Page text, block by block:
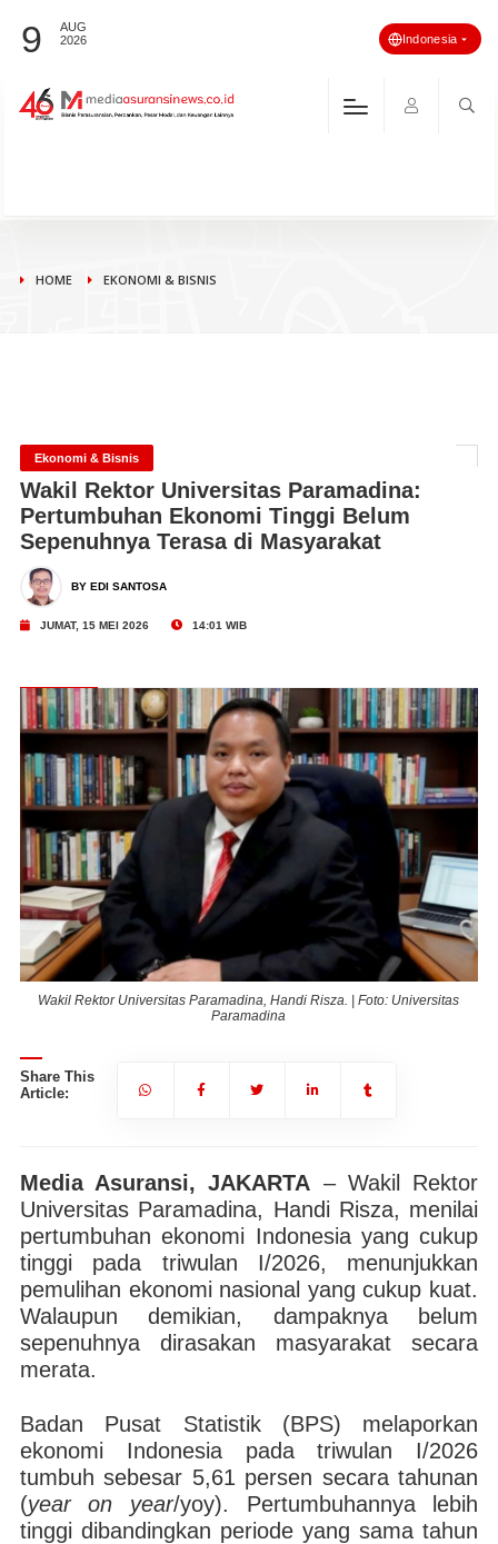
9
AUG
2026
Indonesia
HOME EKONOMI & BISNIS
Ekonomi & Bisnis
Wakil Rektor Universitas Paramadina:
Pertumbuhan Ekonomi Tinggi Belum
Sepenuhnya Terasa di Masyarakat
BY EDI SANTOSA
JUMAT, 15 MEI 2026 14:01 WIB
Wakil Rektor Universitas Paramadina, Handi Risza. | Foto: Universitas
Paramadina
Share This
Article:
Media Asuransi, JAKARTA – Wakil Rektor
Universitas Paramadina, Handi Risza, menilai
pertumbuhan ekonomi Indonesia yang cukup
tinggi pada triwulan I/2026, menunjukkan
pemulihan ekonomi nasional yang cukup kuat.
Walaupun demikian, dampaknya belum
sepenuhnya dirasakan masyarakat secara
merata.
Badan Pusat Statistik (BPS) melaporkan
ekonomi Indonesia pada triwulan I/2026
tumbuh sebesar 5,61 persen secara tahunan
(year on year/yoy). Pertumbuhannya lebih
tinggi dibandingkan periode yang sama tahun